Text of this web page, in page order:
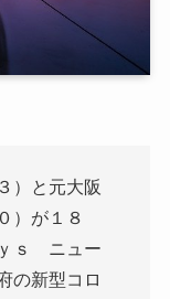
）と元大阪
）が１８
ｓ ニュー
の新型コロ